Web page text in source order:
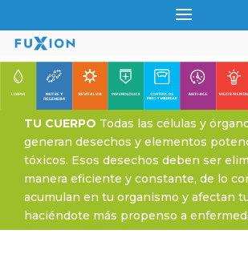
TU CUERPO Todas las células y
generan desechos y elementos
tóxicos. Esos desechos deben ser
manera eficiente y constante, de lo
acumulan en tu organismo y afectan
haciéndote más propenso a